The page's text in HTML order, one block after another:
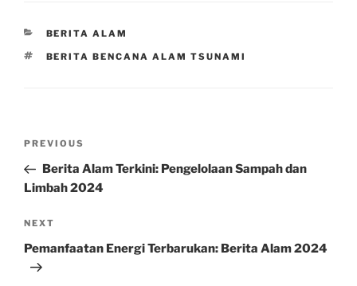
CATEGORIES
BERITA ALAM
TAGS
BERITA BENCANA ALAM TSUNAMI
Previous
Post
PREVIOUS
Berita Alam Terkini: Pengelolaan Sampah dan
Limbah 2024
Next
Post
NEXT
Pemanfaatan Energi Terbarukan: Berita Alam 2024